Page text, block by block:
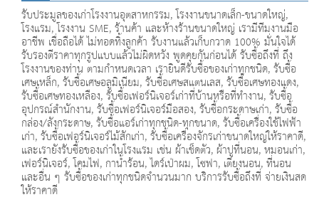
รับประมูลของเก่าโรงงานอุตสาหกรรม, โรงงานขนาดเล็ก-ขนาดใหญ่,
โรงแรม, โรงงาน SME, ร้านค้า และห้างร้านขนาดใหญ่ เรามีทีมงานมือ
อาชีพ เชื่อถือได้ ไม่ทอดทิ้งลูกค้า รับงานแล้วเก็บกวาด 100% มั่นใจได้
รับรองตีราคาทุกรูปแบบแล้วไม่ผิดหวัง พูดคุยกันก่อนได้ รับซื้อถึงที่ ถึง
โรงงานของท่าน ตามกำหนดเวลา เรายินดีรับซื้อของเก่าทุกชนิด, รับซื้อ
เศษเหล็ก, รับซื้อเศษอลูมิเนียม, รับซื้อเศษสแตนเลส, รับซื้อเศษทองแดง,
รับซื้อเศษทองเหลือง, รับซื้อเฟอร์นิเจอร์เก่าที่บ้านหรือที่ทำงาน, รับซื้อ
อุปกรณ์สำนักงาน, รับซื้อเฟอร์นิเจอร์มือสอง, รับซื้อกระดาษเก่า, รับซื้อ
กล่อง/ลังกระดาษ, รับซื้อแอร์เก่าทุกชนิด-ทุกขนาด, รับซื้อเครื่องใช้ไฟฟ้า
เก่า, รับซื้อเฟอร์นิเจอร์ไม้สักเก่า, รับซื้อเครื่องจักรเก่าขนาดใหญ่ให้ราคาดี,
และเรายังรับซื้อของเก่าในโรงแรม เช่น ผ้าเช็ดตัว, ผ้าปูที่นอน, หมอนเก่า,
เฟอร์นิเจอร์, โคมไฟ, กาน้ำร้อน, ไดร์เป่าผม, โซฟา, เตียงนอน, ที่นอน
และอื่น ๆ รับซื้อของเก่าทุกชนิดจำนวนมาก บริการรับซื้อถึงที่ จ่ายเงินสด
ให้ราคาดี